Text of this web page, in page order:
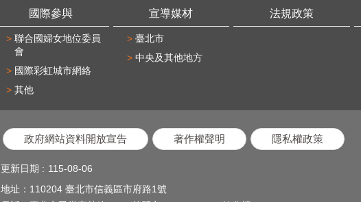
國際參與
聯合國婦女地位委員
會
國際彩虹城市網絡
其他
宣導媒材
臺北市
中央及其他地方
法規政策
政府網站資料開放宣告 著作權聲明 隱私權政策
更新日期
115-08-06
地址：110204 臺北市信義區市府路1號